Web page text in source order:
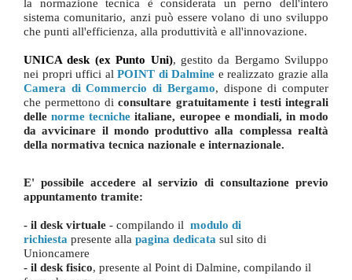
la normazione tecnica è considerata un perno dell'intero
sistema comunitario, anzi può essere volano di uno sviluppo
che punti all'efficienza, alla produttività e all'innovazione.
UNICA desk (ex Punto Uni), gestito da Bergamo Sviluppo
nei propri uffici al POINT di Dalmine e realizzato grazie alla
Camera di Commercio di Bergamo, dispone di computer
che permettono diconsultare gratuitamente i testi integrali
dellenorme tecniche italiane, europee e mondiali, in modo
da avvicinare il mondo produttivo alla complessa realtà
della normativa tecnica nazionale e internazionale.
E' possibile accedere al servizio di consultazione previo
appuntamento tramite:
- il desk virtuale - compilando il modulo di
richiesta presente alla pagina dedicata sul sito di
Unioncamere
- il desk fisico, presente al Point di Dalmine, compilando il